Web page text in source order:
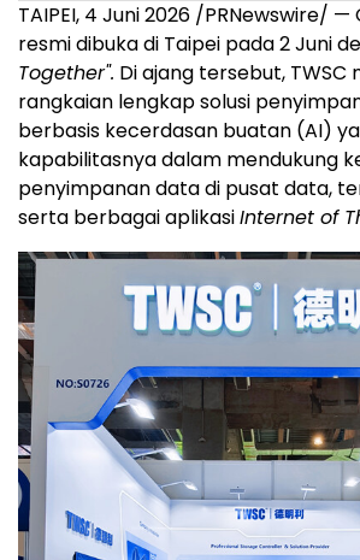
TAIPEI, 4 Juni 2026 /PRNewswire/ —
resmi dibuka di Taipei pada 2 Juni
Together". Di ajang tersebut,
rangkaian lengkap solusi
berbasis kecerdasan buatan (AI)
kapabilitasnya dalam mendukung
penyimpanan data di pusat data,
serta berbagai aplikasiInternet of